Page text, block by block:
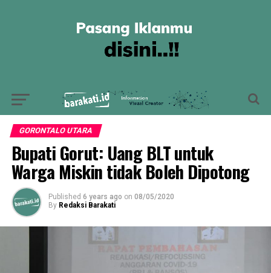
GORONTALO UTARA
Bupati Gorut: Uang BLT untuk
Warga Miskin tidak Boleh Dipotong
Published 6 years ago on 08/05/2020
By Redaksi Barakati